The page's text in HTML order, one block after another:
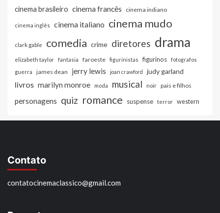
cinema brasileiro cinema francês cinema indiano
cinema inglês cinema italiano cinema mudo
clark gable comedia crime diretores drama
elizabeth taylor fantasia faroeste figurinistas figurinos
fotografos
guerra
james dean jerry lewis joan crawford judy garland
livros marilyn monroe moda musical noir pais e filhos
personagens quiz romance suspense terror western
Contato
contatocinemaclassico@gmail.com